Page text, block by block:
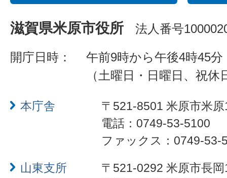
滋賀県米原市役所 法人番号
開庁日時：
午前9時から午後4時45分
（土曜日・日曜日、祝
本庁舎
〒521-8501 米原市米
電話：0749-53-5100
ファックス：0749-53-
山東支所
〒521-0292 米原市長